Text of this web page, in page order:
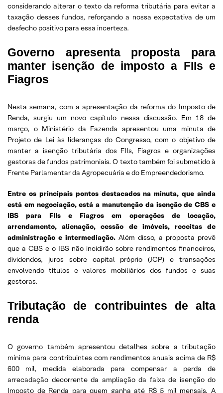
considerando alterar o texto da reforma tributária para evitar a
taxação desses fundos, reforçando a nossa expectativa de um
desfecho positivo para essa incerteza.
Governo apresenta proposta para
manter isenção de imposto a FIIs e
Fiagros
Nesta semana, com a apresentação da reforma do Imposto de
Renda, surgiu um novo capítulo nessa discussão. Em 18 de
março, o Ministério da Fazenda apresentou uma minuta de
Projeto de Lei às lideranças do Congresso, com o objetivo de
manter a isenção tributária dos FIIs, Fiagros e organizações
gestoras de fundos patrimoniais. O texto também foi submetido à
Frente Parlamentar da Agropecuária e do Empreendedorismo.
Entre os principais pontos destacados na minuta, que ainda
está em negociação, está a manutenção da isenção de CBS e
IBS para FIIs e Fiagros em operações de locação,
arrendamento, alienação, cessão de imóveis, receitas de
administração e intermediação. Além disso, a proposta prevê
que a CBS e o IBS não incidirão sobre rendimentos financeiros,
dividendos, juros sobre capital próprio (JCP) e transações
envolvendo títulos e valores mobiliários dos fundos e suas
gestoras.
Tributação de contribuintes de alta
renda
O governo também apresentou detalhes sobre a tributação
mínima para contribuintes com rendimentos anuais acima de R$
600 mil, medida elaborada para compensar a perda de
arrecadação decorrente da ampliação da faixa de isenção do
Imposto de Renda para quem ganha até R$ 5 mil mensais. A